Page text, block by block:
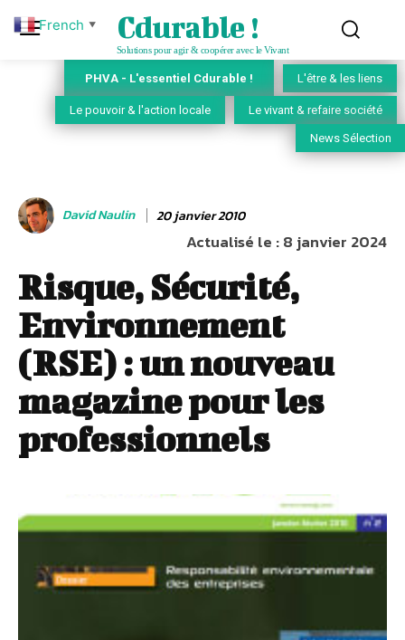
Cdurable !
Solutions pour agir & coopérer avec le Vivant
PHVA - L'essentiel Cdurable ! L'être & les liens
Le pouvoir & l'action locale Le vivant & refaire société
News Sélection
David Naulin 20 janvier 2010
Actualisé le :8 janvier 2024
Risque, Sécurité,
Environnement
(RSE) : un nouveau
magazine pour les
professionnels
French ▼